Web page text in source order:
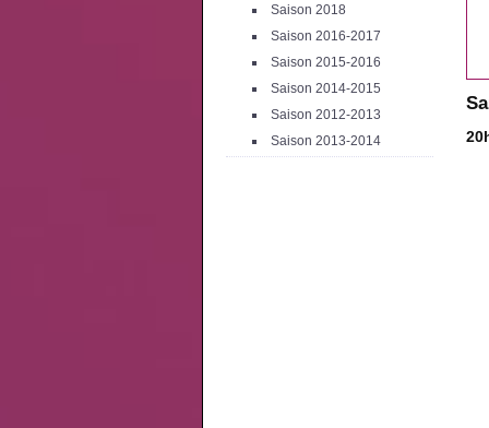
Saison 2018
Saison 2016-2017
Saison 2015-2016
Saison 2014-2015
Saison 2012-2013
Saison 2013-2014